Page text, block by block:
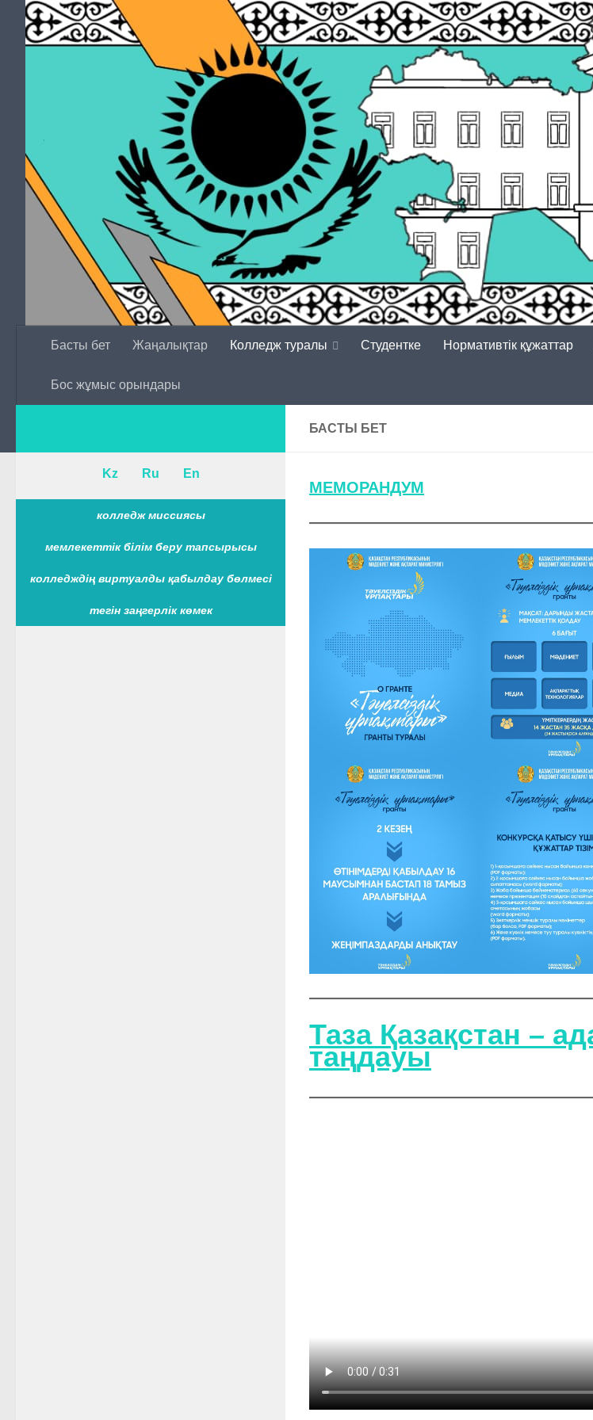
Перейти к содержимому
Басты бет Жаңалықтар Колледж туралы Студентке Нормативтік құжаттар
Бос жұмыс орындары
БАСТЫ БЕТ
МЕМОРАНДУМ
Таза Қазақстан –
таңдауы
Kz Ru En
колледж миссиясы
мемлекеттік білім беру тапсырысы
колледждің виртуалды қабылдау бөлмесі
тегін заңгерлік көмек